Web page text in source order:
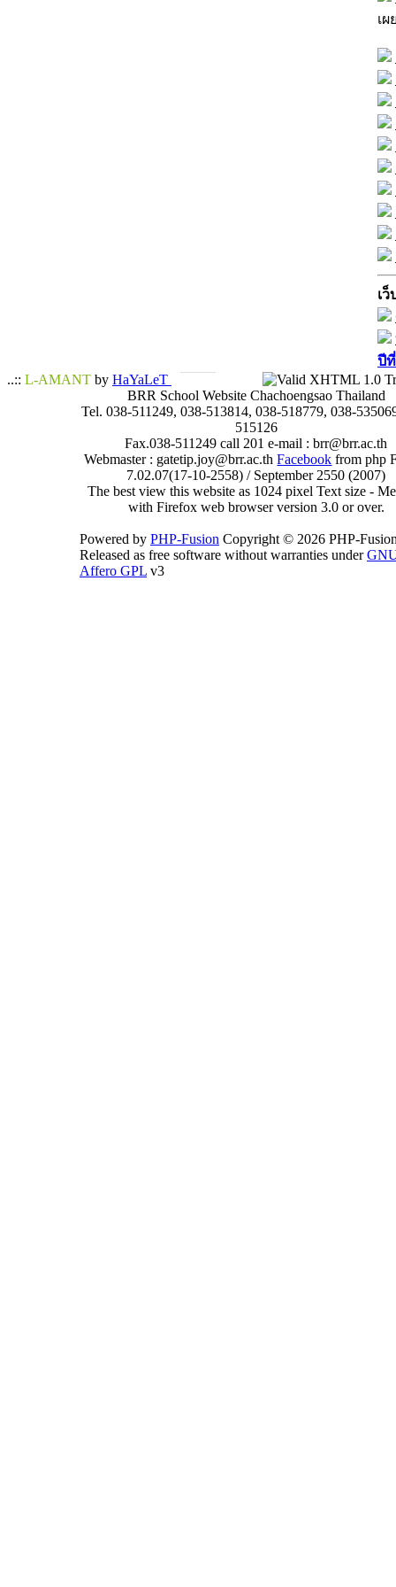
เ
เว็
ปี
..:: L-AMANT by HaYaLeT
BRR School Website Chachoengsao Thailand
Tel. 038-511249, 038-513814, 038-518779, 038-
515126
Fax.038-511249 call 201 e-mail : brr@brr.ac.th
Webmaster : gatetip.joy@brr.ac.thFacebook from php
7.02.07(17-10-2558) / September 2550 (2007)
The best view this website as 1024 pixel Text size -
with Firefox web browser version 3.0 or over.
Powered by PHP-Fusion Copyright © 2026 PHP-
Released as free software without warranties under
Affero GPL v3